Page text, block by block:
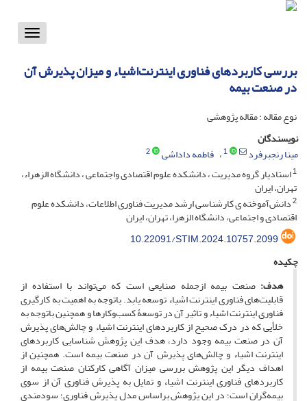
Toggle
بررسی کاربردهای فناوری اینترنت‌اشیاء و میزان پذیرش آن
در صنعت بیمه
نوع مقاله : مقاله پژوهشی
نویسندگان
مینا رنجبرفرد
1 فاطمه داداشی
2
1استادیار گروه مدیریت ، دانشکده علوم اقتصادی واجتماعی ، دانشگاه الزهراء،
تهران، ایران
2دانش‌آموخته ی کارشناسی ارشد مدیریت فناوری اطلاعات، دانشکده علوم
اقتصادی و اجتماعی، دانشگاه الزهرا، تهران، ایران
10.22091/STIM.2024.10757.2099
چکیده
هدف: صنعت بیمه ازجمله صنایعی است که می‌تواند با استفاده از
قابلیت‌های فناوری اینترنت ‌اشیاء توسعه ‌یابد. باتوجه به اهمیت به‌ کارگیری
فناوری اینترنت ‌اشیاء و تاثیر آن در توسعۀ کسب‌وکارها و همچنین باتوجه ‌به
خلأیی که در درک صحیح از کاربردهای اینترنت ‌اشیاء و چالش‌های پذیرش
آن در صنعت بیمه وجود دارد، هدف این پژوهش شناسایی کاربردهای
اینترنت ‌اشیاء و چالش‌های پذیرش آن در صنعت بیمه است. همچنین از
اهداف دیگر این پژوهش بررسی میزان آگاهی کارکنان صنعت بیمه از
کاربردهای فناوری اینترنت ‌اشیاء و تمایل به پذیرش فناوری آن از سوی
بیمه‌گران است؛ در این پژوهش براساس مدل پذیرش فناوری؛ سودمندی